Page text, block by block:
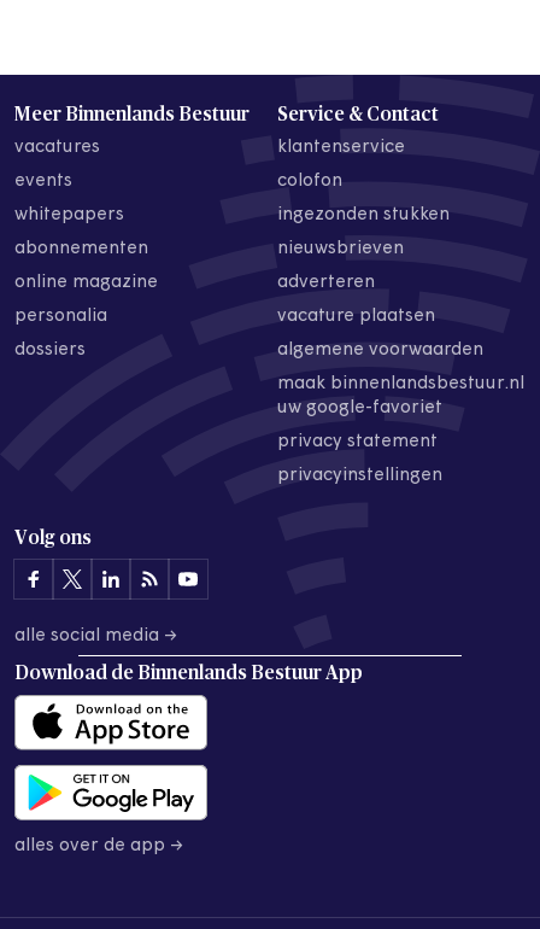
Meer Binnenlands Bestuur
vacatures
events
whitepapers
abonnementen
online magazine
personalia
dossiers
Service & Contact
klantenservice
colofon
ingezonden stukken
nieuwsbrieven
adverteren
vacature plaatsen
algemene voorwaarden
maak binnenlandsbestuur.nl
uw google-favoriet
privacy statement
privacyinstellingen
Volg ons
alle social media →
Download de Binnenlands Bestuur App
alles over de app →